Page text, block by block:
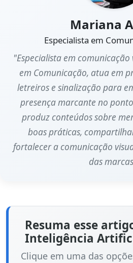
Mariana
Especialista em
"Especialista em
em Comunicação, atua em
letreiros e sinalização para
presença marcante no
produz conteúdos sobre
boas práticas,
fortalecer a comunicação
das
Resuma esse
Inteligência
Clique em uma das